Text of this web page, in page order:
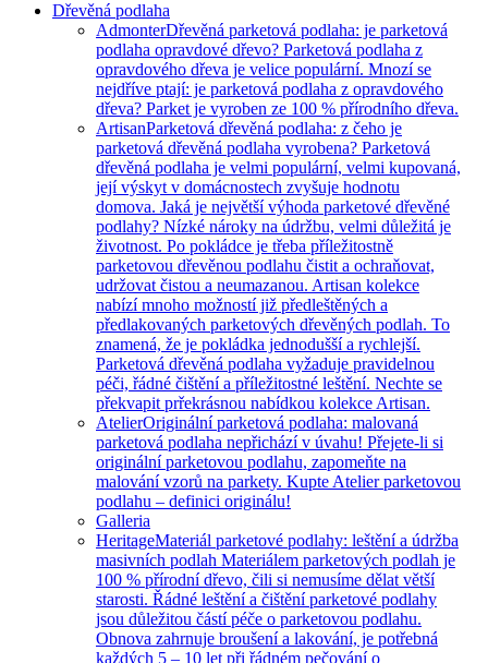
Dřevěná podlaha
AdmonterDřevěná parketová podlaha: je parketová
podlaha opravdové dřevo? Parketová podlaha z
opravdového dřeva je velice populární. Mnozí se
nejdříve ptají: je parketová podlaha z opravdového
dřeva? Parket je vyroben ze 100 % přírodního dřeva.
ArtisanParketová dřevěná podlaha: z čeho je
parketová dřevěná podlaha vyrobena? Parketová
dřevěná podlaha je velmi populární, velmi kupovaná,
její výskyt v domácnostech zvyšuje hodnotu
domova. Jaká je největší výhoda parketové dřevěné
podlahy? Nízké nároky na údržbu, velmi důležitá je
životnost. Po pokládce je třeba příležitostně
parketovou dřevěnou podlahu čistit a ochraňovat,
udržovat čistou a neumazanou. Artisan kolekce
nabízí mnoho možností již předleštěných a
předlakovaných parketových dřevěných podlah. To
znamená, že je pokládka jednodušší a rychlejší.
Parketová dřevěná podlaha vyžaduje pravidelnou
péči, řádné čištění a příležitostné leštění. Nechte se
překvapit prřekrásnou nabídkou kolekce Artisan.
AtelierOriginální parketová podlaha: malovaná
parketová podlaha nepřichází v úvahu! Přejete-li si
originální parketovou podlahu, zapomeňte na
malování vzorů na parkety. Kupte Atelier parketovou
podlahu – definici originálu!
Galleria
HeritageMateriál parketové podlahy: leštění a údržba
masivních podlah Materiálem parketových podlah je
100 % přírodní dřevo, čili si nemusíme dělat větší
starosti. Řádné leštění a čištění parketové podlahy
jsou důležitou částí péče o parketovou podlahu.
Obnova zahrnuje broušení a lakování, je potřebná
každých 5 – 10 let při řádném pečování o